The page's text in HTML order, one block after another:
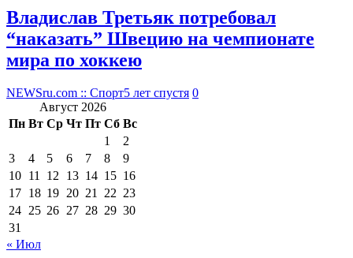
Владислав Третьяк потребовал
“наказать” Швецию на чемпионате
мира по хоккею
NEWSru.com :: Спорт5 лет спустя 0
Август 2026
Пн Вт Ср Чт Пт Сб Вс
1
2
3
4 5 6 7 8
9
10 11 12 13 14 15 16
17 18 19 20 21 22 23
24 25 26 27 28 29 30
31
« Июл